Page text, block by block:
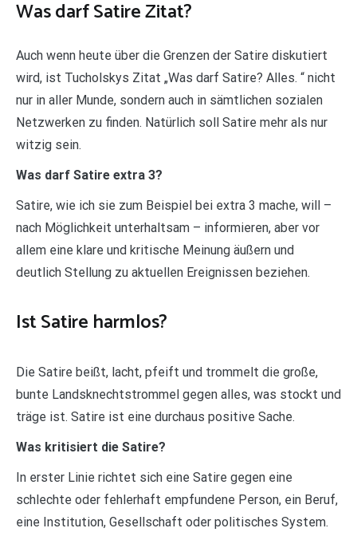
Was darf Satire Zitat?
Auch wenn heute über die Grenzen der Satire diskutiert
wird, ist Tucholskys Zitat „Was darf Satire? Alles. “ nicht
nur in aller Munde, sondern auch in sämtlichen sozialen
Netzwerken zu finden. Natürlich soll Satire mehr als nur
witzig sein.
Was darf Satire extra 3?
Satire, wie ich sie zum Beispiel bei extra 3 mache, will –
nach Möglichkeit unterhaltsam – informieren, aber vor
allem eine klare und kritische Meinung äußern und
deutlich Stellung zu aktuellen Ereignissen beziehen.
Ist Satire harmlos?
Die Satire beißt, lacht, pfeift und trommelt die große,
bunte Landsknechtstrommel gegen alles, was stockt und
träge ist. Satire ist eine durchaus positive Sache.
Was kritisiert die Satire?
In erster Linie richtet sich eine Satire gegen eine
schlechte oder fehlerhaft empfundene Person, ein Beruf,
eine Institution, Gesellschaft oder politisches System.